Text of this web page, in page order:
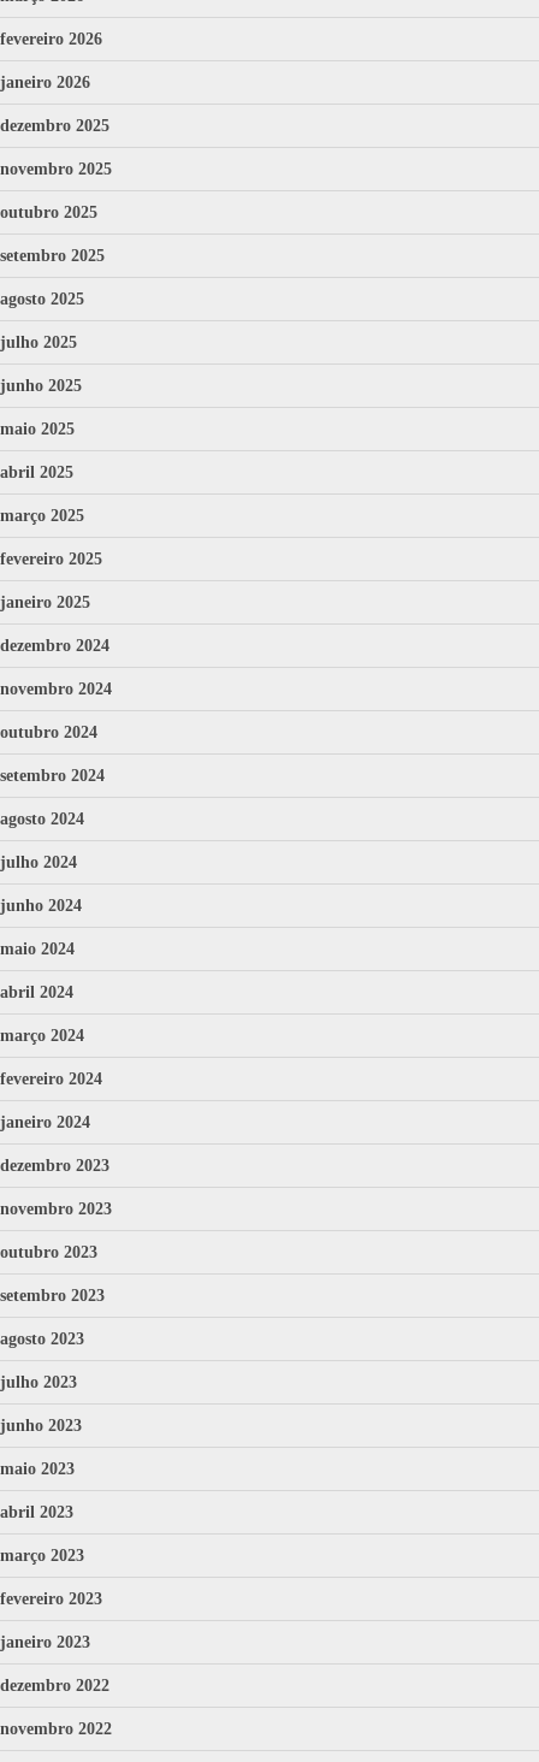
fevereiro 2026
janeiro 2026
dezembro 2025
novembro 2025
outubro 2025
setembro 2025
agosto 2025
julho 2025
junho 2025
maio 2025
abril 2025
março 2025
fevereiro 2025
janeiro 2025
dezembro 2024
novembro 2024
outubro 2024
setembro 2024
agosto 2024
julho 2024
junho 2024
maio 2024
abril 2024
março 2024
fevereiro 2024
janeiro 2024
dezembro 2023
novembro 2023
outubro 2023
setembro 2023
agosto 2023
julho 2023
junho 2023
maio 2023
abril 2023
março 2023
fevereiro 2023
janeiro 2023
dezembro 2022
novembro 2022